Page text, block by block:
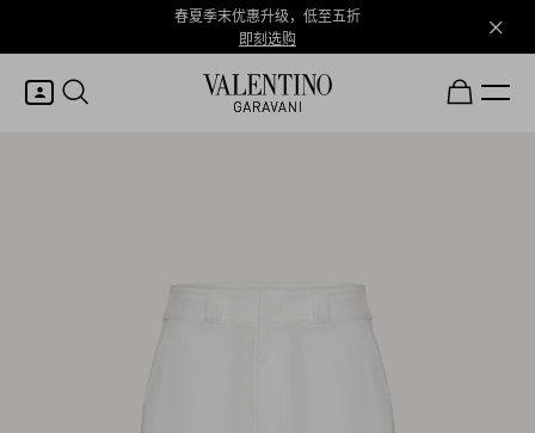
春夏季末优惠升级，低至五折
即刻选购